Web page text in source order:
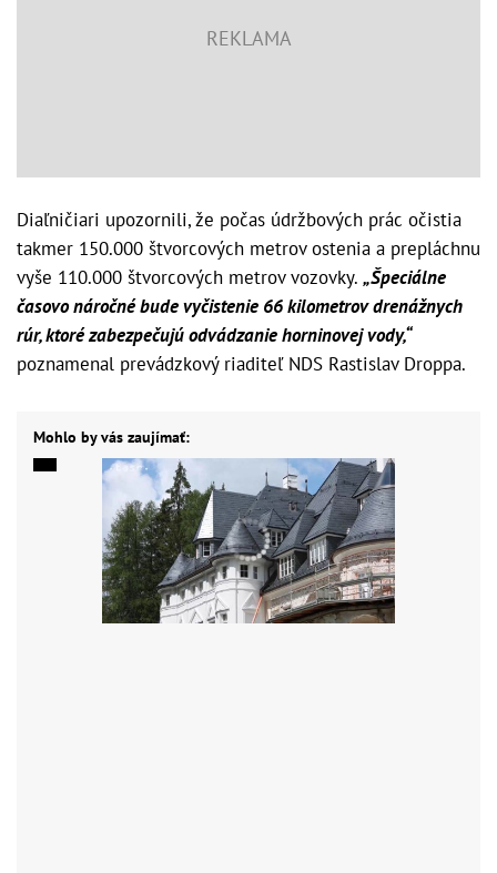
Diaľničiari upozornili, že počas údržbových prác očistia
takmer 150.000 štvorcových metrov ostenia a prepláchnu
vyše 110.000 štvorcových metrov vozovky. „Špeciálne
časovo náročné bude vyčistenie 66 kilometrov drenážnych
rúr, ktoré zabezpečujú odvádzanie horninovej vody,“
poznamenal prevádzkový riaditeľ NDS Rastislav Droppa.
Mohlo by vás zaujímať: